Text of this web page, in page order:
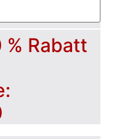
% Rabatt